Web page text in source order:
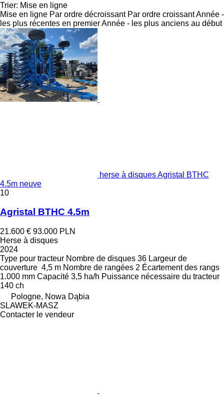
Trier: Mise en ligne
Mise en ligne Par ordre décroissant Par ordre croissantAnnée -
les plus récentes en premierAnnée - les plus anciens au début
herse à disques Agristal BTHC
4.5m neuve
10
Agristal BTHC 4.5m
21.600 € 93.000 PLN
Herse à disques
2024
Type pour tracteur Nombre de disques 36 Largeur de
couverture 4,5 m Nombre de rangées 2 Écartement des rangs
1.000 mm Capacité 3,5 ha/h Puissance nécessaire du tracteur
140 ch
Pologne, Nowa Dąbia
SLAWEK-MASZ
Contacter le vendeur